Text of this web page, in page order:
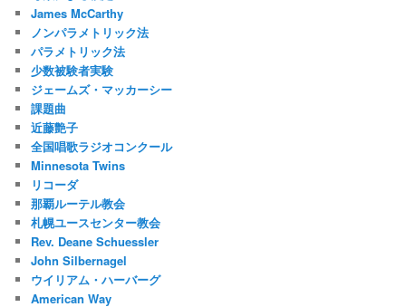
James McCarthy
ノンパラメトリック法
パラメトリック法
少数被験者実験
ジェームズ・マッカーシー
課題曲
近藤艶子
全国唱歌ラジオコンクール
Minnesota Twins
リコーダ
那覇ルーテル教会
札幌ユースセンター教会
Rev. Deane Schuessler
John Silbernagel
ウイリアム・ハーバーグ
American Way